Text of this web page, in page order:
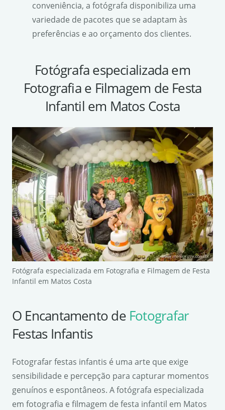
conveniência, a fotógrafa disponibiliza uma
variedade de pacotes que se adaptam às
preferências e ao orçamento dos clientes.
Fotógrafa especializada em
Fotografia e Filmagem de Festa
Infantil em Matos Costa
Fotógrafa especializada em Fotografia e Filmagem de Festa
Infantil em Matos Costa
O Encantamento de Fotografar
Festas Infantis
Fotografar festas infantis é uma arte que exige
sensibilidade e percepção para capturar momentos
genuínos e espontâneos. A fotógrafa especializada
em fotografia e filmagem de festa infantil em Matos